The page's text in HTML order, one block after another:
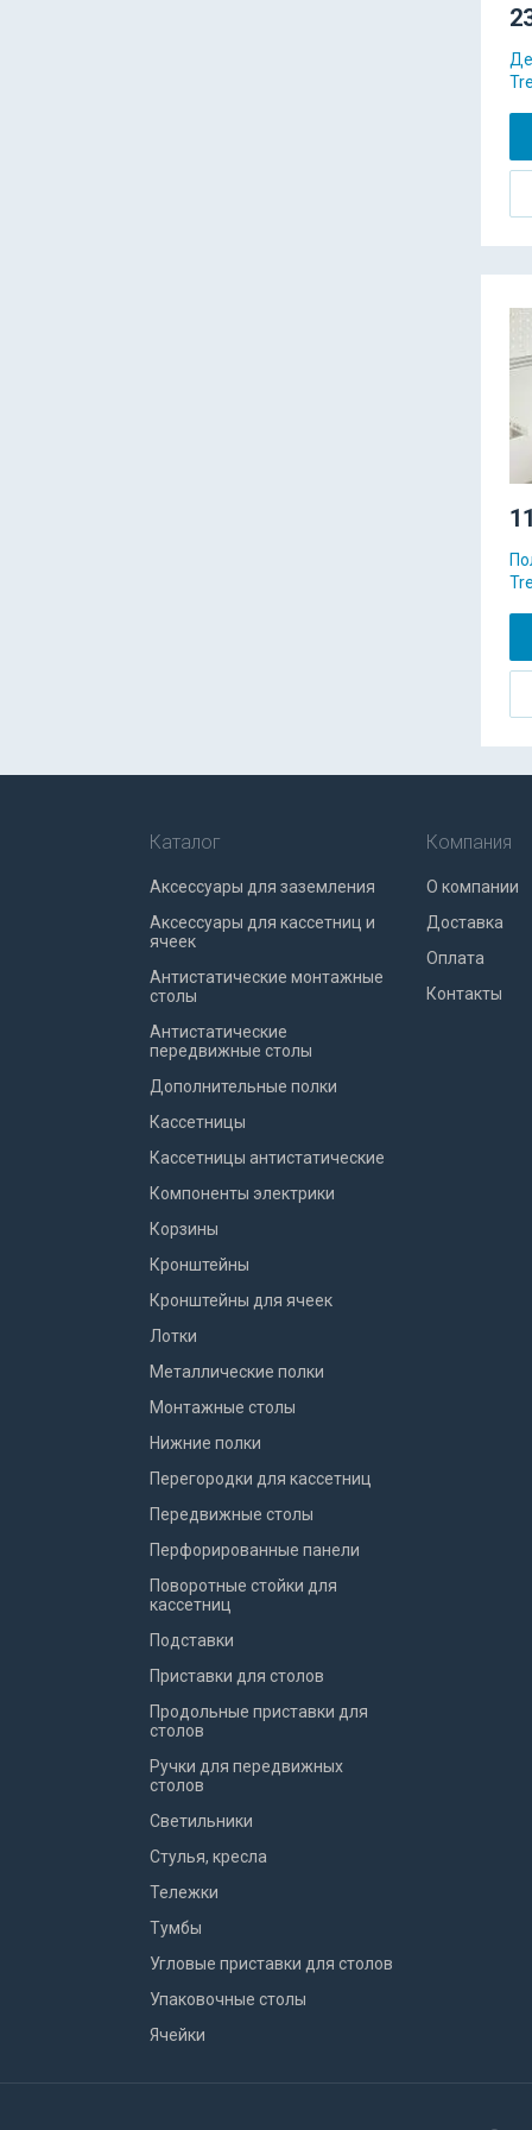
Каталог
Аксессуары для заземления
Аксессуары для кассетниц и
ячеек
Антистатические монтажные
столы
Антистатические
передвижные столы
Дополнительные полки
Кассетницы
Кассетницы антистатические
Компоненты электрики
Корзины
Кронштейны
Кронштейны для ячеек
Лотки
Металлические полки
Монтажные столы
Нижние полки
Перегородки для кассетниц
Передвижные столы
Перфорированные панели
Поворотные стойки для
кассетниц
Подставки
Приставки для столов
Продольные приставки для
столов
Ручки для передвижных
столов
Светильники
Стулья, кресла
Тележки
Тумбы
Угловые приставки для столов
Упаковочные столы
Ячейки
Компания
О компании
Доставка
Оплата
Контакты